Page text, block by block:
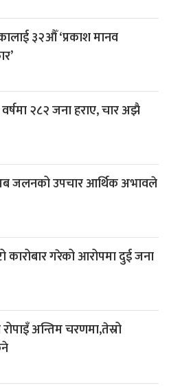
३२औँ ‘प्रकाश मानव
२८२ जना हराए, चार अझै
जलनको उपचार आर्थिक अभावले
कारोबार गरेको आरोपमा दुई जना
अन्तिम चरणमा,तेस्रो